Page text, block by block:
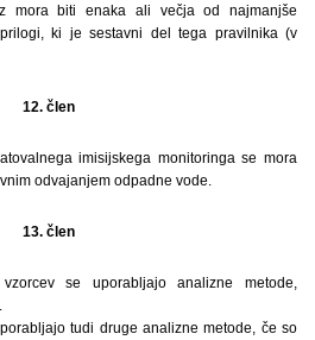
mora biti enaka ali večja od najmanjše
ki je sestavni del tega pravilnika (v
12. člen
imisijskega monitoringa se mora
odvajanjem odpadne vode.
13. člen
se uporabljajo analizne metode,
tudi druge analizne metode, če so